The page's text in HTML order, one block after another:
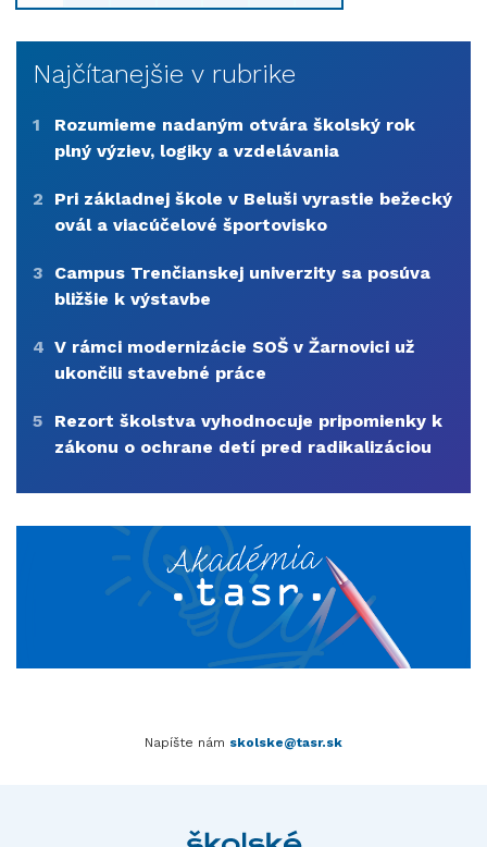
Najčítanejšie v rubrike
1
Rozumieme nadaným otvára školský rok
plný výziev, logiky a vzdelávania
2
Pri základnej škole v Beluši vyrastie bežecký
ovál a viacúčelové športovisko
3
Campus Trenčianskej univerzity sa posúva
bližšie k výstavbe
4 V rámci modernizácie SOŠ v Žarnovici už
ukončili stavebné práce
5
Rezort školstva vyhodnocuje pripomienky k
zákonu o ochrane detí pred radikalizáciou
Napíšte nám skolske@tasr.sk